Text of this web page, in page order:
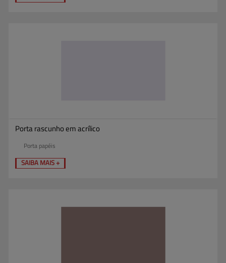
Porta rascunho em acrílico
Porta papéis
SAIBA MAIS +